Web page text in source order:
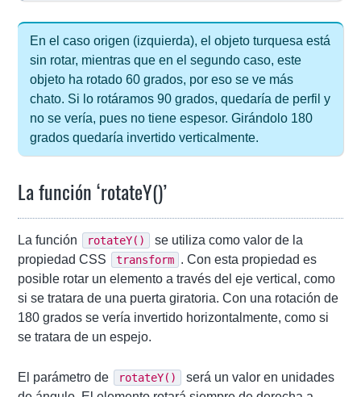
En el caso origen (izquierda), el objeto turquesa está
sin rotar, mientras que en el segundo caso, este
objeto ha rotado 60 grados, por eso se ve más
chato. Si lo rotáramos 90 grados, quedaría de perfil y
no se vería, pues no tiene espesor. Girándolo 180
grados quedaría invertido verticalmente.
La función ‘rotateY()’
La función rotateY()
se utiliza como valor de la
propiedad CSS
transform . Con esta propiedad es
posible rotar un elemento a través del eje vertical, como
si se tratara de una puerta giratoria. Con una rotación de
180 grados se vería invertido horizontalmente, como si
se tratara de un espejo.
El parámetro de rotateY()
será un valor en unidades